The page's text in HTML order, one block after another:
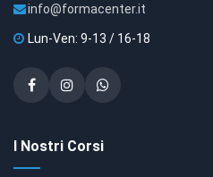
info@formacenter.it
Lun-Ven: 9-13 / 16-18
I Nostri Corsi